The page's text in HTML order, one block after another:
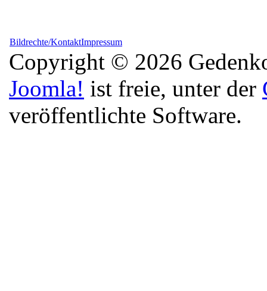
Bildrechte/KontaktImpressum
Copyright © 2026
Joomla! ist freie, unter der
veröffentlichte Software.